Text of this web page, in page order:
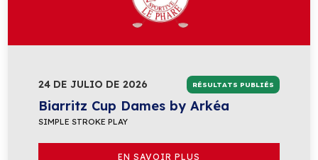
24 DE JULIO DE 2026 RÉSULTATS PUBLIÉS
Biarritz Cup Dames by Arkéa
SIMPLE STROKE PLAY
EN SAVOIR PLUS